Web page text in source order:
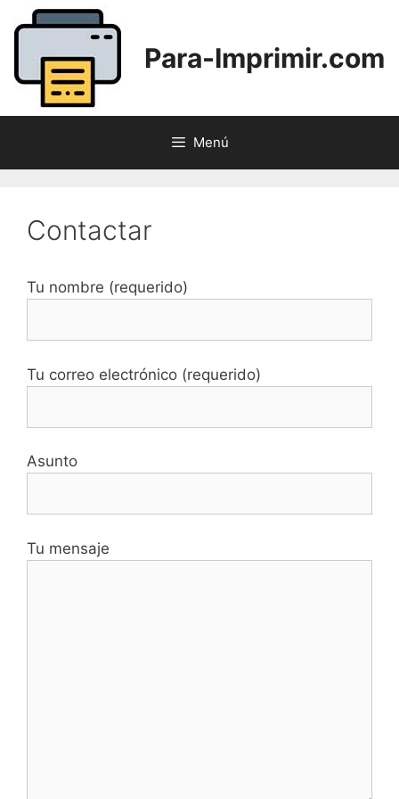
Saltar
contenido
Para-Imprimir.com
Menú
Contactar
Tu nombre (requerido)
Tu correo electrónico (requerido)
Asunto
Tu mensaje